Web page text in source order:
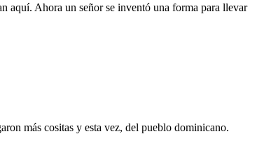
aquí. Ahora un señor se inventó una forma para llevar
más cositas y esta vez, del pueblo dominicano.